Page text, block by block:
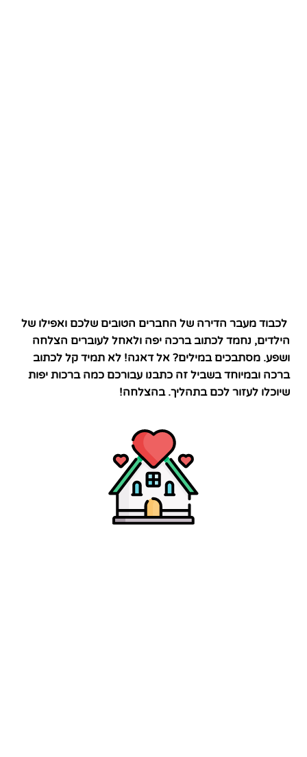
לכבוד מעבר הדירה של החברים הטובים שלכם ואפילו של
הילדים, נחמד לכתוב ברכה יפה ולאחל לעוברים הצלחה
ושפע. מסתבכים במילים? אל דאגה! לא תמיד קל לכתוב
ברכה ובמיוחד בשביל זה כתבנו עבורכם כמה ברכות יפות
שיוכלו לעזור לכם בתהליך. בהצלחה!